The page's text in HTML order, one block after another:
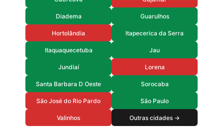
Diadema Guarulhos
Hortolândia Itapecerica da Serra
Itaquaquecetuba Jau
Jundiaí Lorena
Santa Barbara D Oeste Sorocaba
São José do Rio Pardo São Paulo
Valinhos Outras cidades →